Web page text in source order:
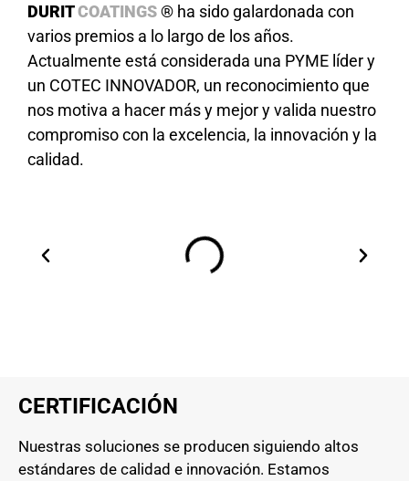
DURITCOATINGS® ha sido galardonada con
varios premios a lo largo de los años.
Actualmente está considerada una PYME líder y
un COTEC INNOVADOR, un reconocimiento que
nos motiva a hacer más y mejor y valida nuestro
compromiso con la excelencia, la innovación y la
calidad.
CERTIFICACIÓN
Nuestras soluciones se producen siguiendo altos
estándares de calidad e innovación. Estamos